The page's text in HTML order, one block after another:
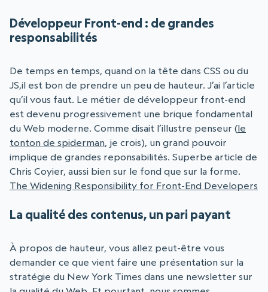
Développeur Front-end : de grandes
responsabilités
De temps en temps, quand on la tête dans CSS ou du
JS,il est bon de prendre un peu de hauteur. J’ai l’article
qu’il vous faut. Le métier de développeur front-end
est devenu progressivement une brique fondamental
du Web moderne. Comme disait l’illustre penseur (le
tonton de spiderman, je crois), un grand pouvoir
implique de grandes reponsabilités. Superbe article de
Chris Coyier, aussi bien sur le fond que sur la forme.
The Widening Responsibility for Front-End Developers
La qualité des contenus, un pari payant
À propos de hauteur, vous allez peut-être vous
demander ce que vient faire une présentation sur la
stratégie du New York Times dans une newsletter sur